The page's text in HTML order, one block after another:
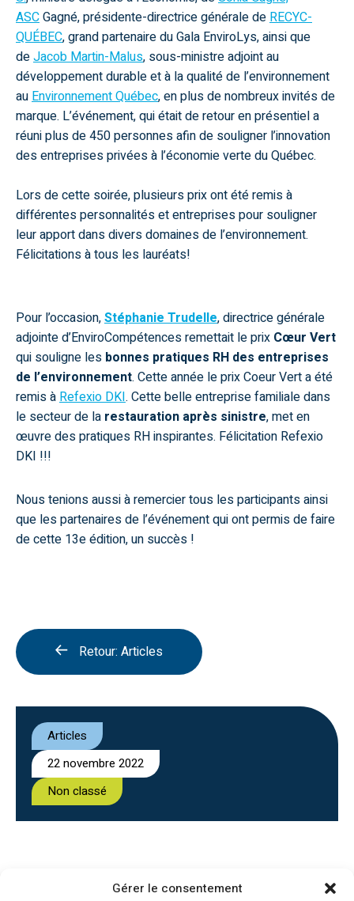
Gérer le consentement
Articles
22 novembre 2022
Non classé
ASCGagné, présidente-directrice générale deRECYC-
QUÉBEC, grand partenaire du Gala EnviroLys, ainsi que
deJacob Martin-Malus, sous-ministre adjoint au
développement durable et à la qualité de l’environnement
auEnvironnement Québec, en plus de nombreux invités de
marque. L’événement, qui était de retour en présentiel a
réuni plus de 450 personnes afin de souligner l’innovation
des entreprises privées à l’économie verte du Québec.
Lors de cette soirée, plusieurs prix ont été remis à
différentes personnalités et entreprises pour souligner
leur apport dans divers domaines de l’environnement.
Félicitations à tous les lauréats!
Pour l’occasion,Stéphanie Trudelle, directrice générale
adjointe d’EnviroCompétencesremettait le prix Cœur Vert
qui souligne les bonnes pratiques RH des entreprises
de l’environnement. Cette année le prix Coeur Vert a été
remis àRefexio DKI. Cette belle entreprise familiale dans
le secteur de la restauration après sinistre, met en
œuvre des pratiques RH inspirantes. Félicitation Refexio
DKI !!!
Nous tenions aussi à remercier tous les participants ainsi
que les partenaires de l’événement qui ont permis de faire
de cette 13e édition, un succès !
Retour: Articles